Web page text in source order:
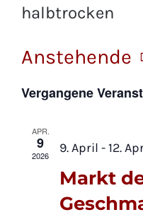
halbtrocken
Anstehende
wählen.
Vergangene
APR.
9
2026 9. April -12.
Markt